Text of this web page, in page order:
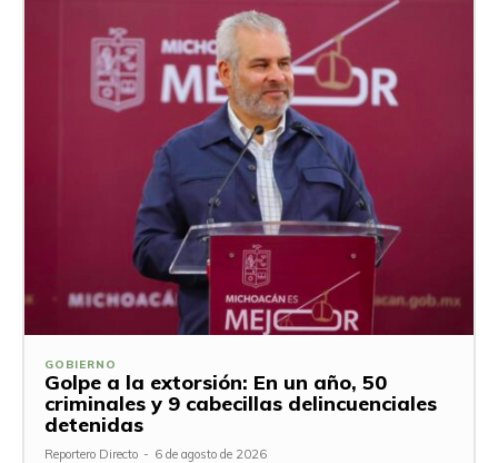
GOBIERNO
Golpe a la extorsión: En un año, 50
criminales y 9 cabecillas delincuenciales
detenidas
Reportero Directo - 6 de agosto de 2026